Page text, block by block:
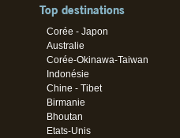
Top destinations
Corée - Japon
Australie
Corée-Okinawa-Taiwan
Indonésie
Chine - Tibet
Birmanie
Bhoutan
Etats-Unis